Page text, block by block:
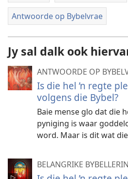
Antwoorde op Bybelvrae
Jy sal dalk ook
ANTWOORDE OP
Is die hel ’n regte
volgens die Bybel?
Baie mense glo dat die
pyniging is waar
word. Maar is dit wat
BELANGRIKE